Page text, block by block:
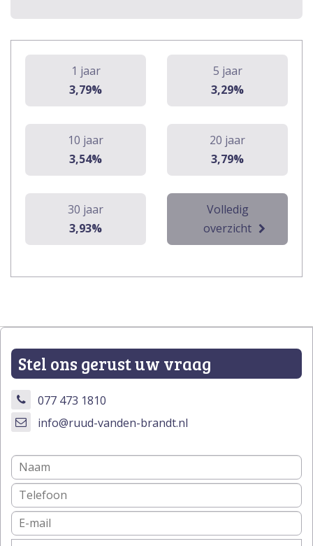
1 jaar
3,79%
5 jaar
3,29%
10 jaar
3,54%
20 jaar
3,79%
30 jaar
3,93%
Volledig
overzicht
Stel ons gerust uw vraag
077 473 1810
info@ruud-vanden-brandt.nl